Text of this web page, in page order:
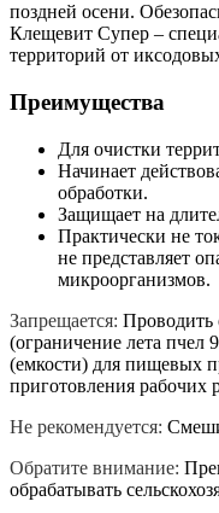
поздней осени.
Клещевит Супер –
территорий от
Преимущества
Для очистки
Начинает
обработки.
Защищает на
Практически не
не представляет
микроорганизмов.
Запрещается: Проводить
(ограничение лета пчел
(емкости) для пищевых
приготовления рабочих
Не рекомендуется:
Обратите внимание:
обрабатывать